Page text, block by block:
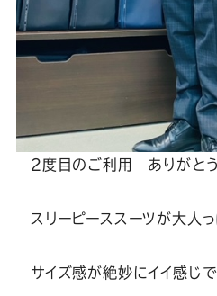
2度目のご利用 ありがとう
スリーピーススーツが大人っ
サイズ感が絶妙にイイ感じで